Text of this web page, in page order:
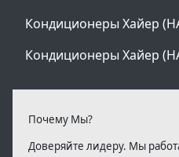
Кондиционеры Хайер
Кондиционеры Хайер
Почему Мы?
Доверяйте лидеру. Мы